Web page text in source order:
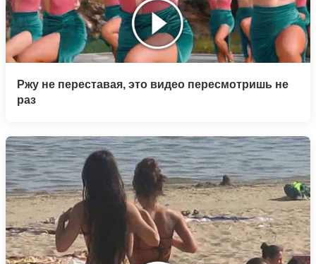
Ржу не переставая, это видео пересмотришь не
раз